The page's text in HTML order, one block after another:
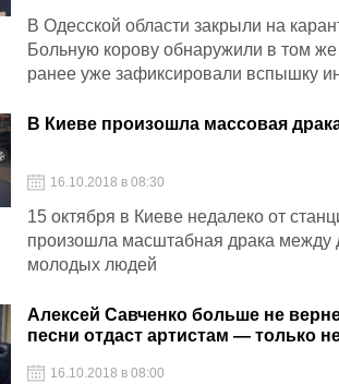
В Одесской области закрыли на
Больную корову обнаружили в том
ранее уже зафиксировали вспышку
В Киеве произошла массовая
16.10.2018 в 08:30
15 октября в Киеве недалеко от
произошла масштабная драка между
молодых людей
Алексей Савченко больше не
песни отдаст артистам — только
16.10.2018 в 08:00